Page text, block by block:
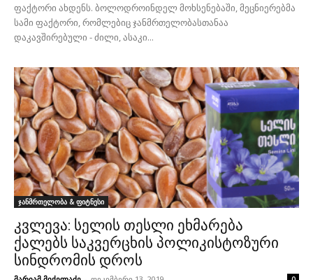
ფაქტორი ახდენს. ბოლოდროინდელ მოხსენებაში, მეცნიერებმა
სამი ფაქტორი, რომლებიც ჯანმრთელობასთანაა
დაკავშირებული - ძილი, ასაკი...
ჯანმრთელობა & ფიტნესი
კვლევა: სელის თესლი ეხმარება
ქალებს საკვერცხის პოლიკისტოზური
სინდრომის დროს